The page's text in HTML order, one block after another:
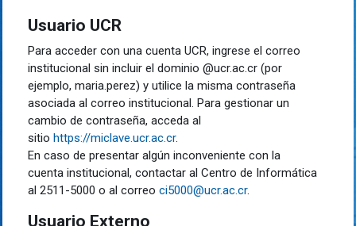
Usuario UCR
Para acceder con una cuenta UCR, ingrese el correo
institucional sin incluir el dominio @ucr.ac.cr (por
ejemplo, maria.perez) y utilice la misma contraseña
asociada al correo institucional. Para gestionar un
cambio de contraseña, acceda al
sitio https://miclave.ucr.ac.cr.
En caso de presentar algún inconveniente con la
cuenta institucional, contactar al Centro de Informática
al 2511-5000 o al correo ci5000@ucr.ac.cr.
Usuario Externo